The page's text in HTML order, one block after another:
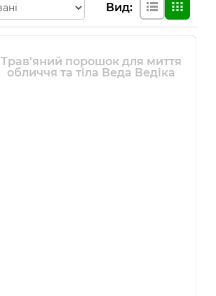
Вид:
Трав'яний порошок для миття
обличчя та тіла Веда Ведіка